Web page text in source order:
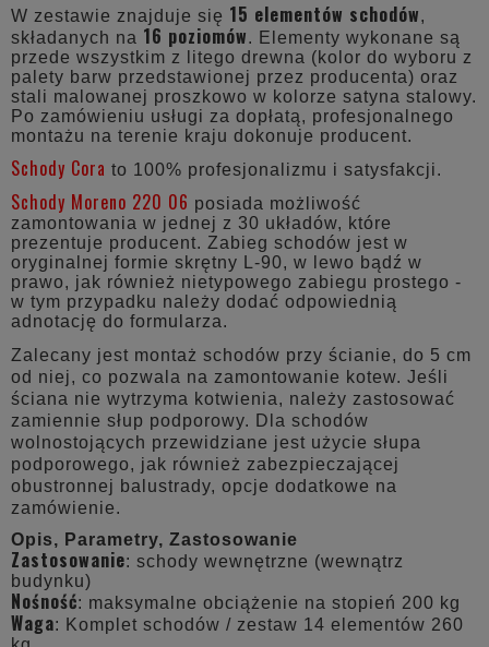
W zestawie znajduje się 15 elementów schodów,
składanych na 16 poziomów. Elementy wykonane są
przede wszystkim z litego drewna (kolor do wyboru z
palety barw przedstawionej przez producenta) oraz
stali malowanej proszkowo w kolorze satyna stalowy.
Po zamówieniu usługi za dopłatą, profesjonalnego
montażu na terenie kraju dokonuje producent.
Schody Cora to 100% profesjonalizmu i satysfakcji.
Schody Moreno 220 06 posiada możliwość
zamontowania w jednej z 30 układów, które
prezentuje producent. Zabieg schodów jest w
oryginalnej formie skrętny L-90, w lewo bądź w
prawo, jak również nietypowego zabiegu prostego -
w tym przypadku należy dodać odpowiednią
adnotację do formularza.
Zalecany jest montaż schodów przy ścianie, do 5 cm
od niej, co pozwala na zamontowanie kotew. Jeśli
ściana nie wytrzyma kotwienia, należy zastosować
zamiennie słup podporowy. Dla schodów
wolnostojących przewidziane jest użycie słupa
podporowego, jak również zabezpieczającej
obustronnej balustrady, opcje dodatkowe na
zamówienie.
Opis, Parametry, Zastosowanie
Zastosowanie: schody wewnętrzne (wewnątrz
budynku)
Nośność: maksymalne obciążenie na stopień 200 kg
Waga: Komplet schodów / zestaw 14 elementów 260